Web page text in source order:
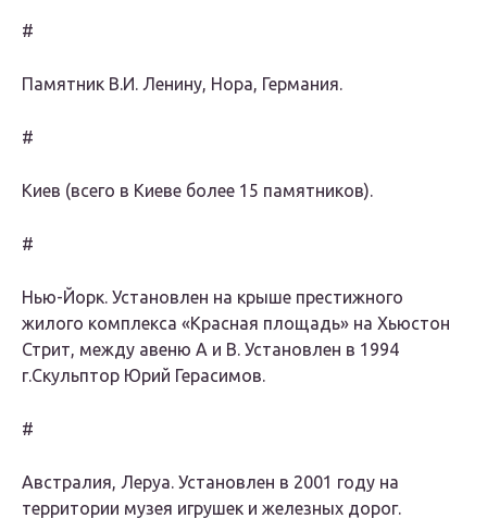
#
Памятник В.И. Ленину, Нора, Германия.
#
Киев (всего в Киеве более 15 памятников).
#
Нью-Йорк. Установлен на крыше престижного
жилого комплекса «Красная площадь» на Хьюстон
Стрит, между авеню A и B. Установлен в 1994
г.Скульптор Юрий Герасимов.
#
Австралия, Леруа. Установлен в 2001 году на
территории музея игрушек и железных дорог.